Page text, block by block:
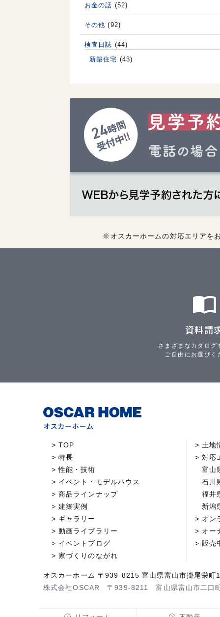
お金の話 (52)
その他 (92)
検査日誌 (44)
新築住宅 (43)
※オスカーホームの対応エリアを
資料請
さまざまなカタログ
ご自由にお選びく
TOP
特長
性能・技術
イベント・モデルハウス
商品ラインナップ
建築実例
ギャラリー
動画ライブラリー
イベントブログ
家づくりのながれ
土地
対応
富山
石川
福井
新潟
オン
オー
販売
オスカーホーム 〒939-8215 富山県富山市掛尾栄町
株式会社OSCAR 〒939-8211 富山県富山市二口